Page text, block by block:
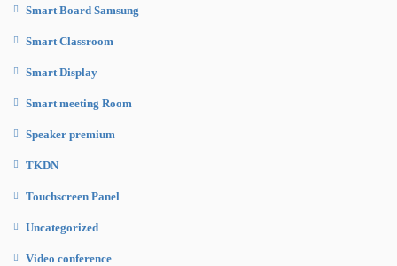
Smart Board Samsung
Smart Classroom
Smart Display
Smart meeting Room
Speaker premium
TKDN
Touchscreen Panel
Uncategorized
Video conference